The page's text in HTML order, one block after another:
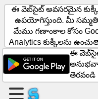
ఒక
పేజీని
సృష్టించండి
సమూహాన్ని
ఈ వెబ్‌సైట్ అవసరమైన
ఉపయోగిస్తుంది. మీ
మేము గణాంకాల కోసం
Analytics కుక్కీలను
ఈ
తెరవండి